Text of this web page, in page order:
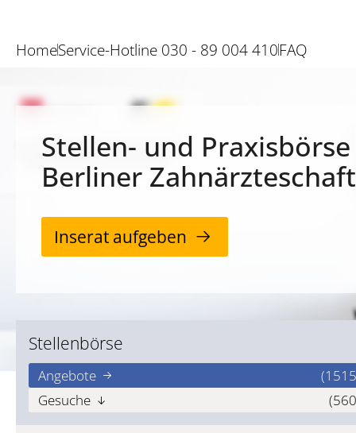
HomeService-Hotline 030 - 89 004 410FAQ
Stellen- und
Berliner Zahnärzteschaft
Inserat aufgeben
Stellenbörse
Angebote
Gesuche